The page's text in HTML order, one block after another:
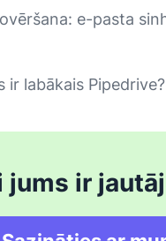
e-pasta
ir labākais Pipedrive?
jums ir